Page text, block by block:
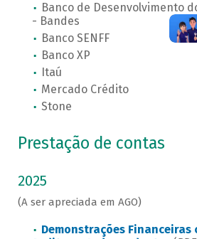
Banco de Desenvolvimento
- Bandes
Banco SENFF
Banco XP
Itaú
Mercado Crédito
Stone
Prestação de contas
2025
(A ser apreciada em AGO)
Demonstrações Financeiras